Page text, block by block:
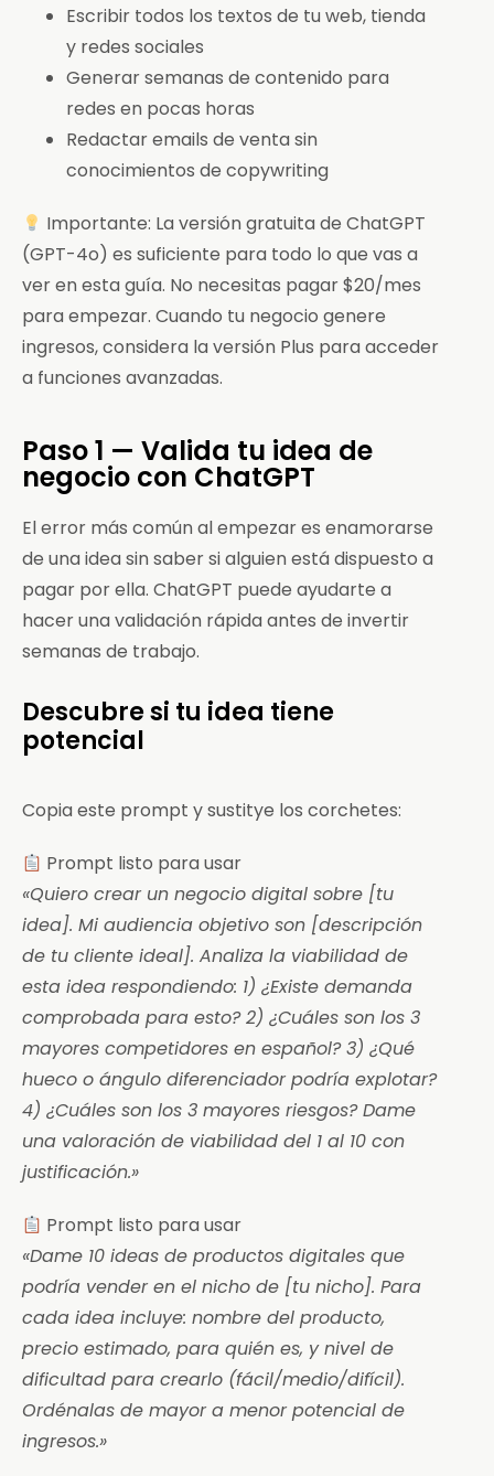
Escribir todos los textos de tu web, tienda
y redes sociales
Generar semanas de contenido para
redes en pocas horas
Redactar emails de venta sin
conocimientos de copywriting
Importante: La versión gratuita de ChatGPT
(GPT-4o) es suficiente para todo lo que vas a
ver en esta guía. No necesitas pagar $20/mes
para empezar. Cuando tu negocio genere
ingresos, considera la versión Plus para acceder
a funciones avanzadas.
Paso 1 — Valida tu idea de
negocio con ChatGPT
El error más común al empezar es enamorarse
de una idea sin saber si alguien está dispuesto a
pagar por ella. ChatGPT puede ayudarte a
hacer una validación rápida antes de invertir
semanas de trabajo.
Descubre si tu idea tiene
potencial
Copia este prompt y sustitye los corchetes:
Prompt listo para usar
«Quiero crear un negocio digital sobre [tu
idea]. Mi audiencia objetivo son [descripción
de tu cliente ideal]. Analiza la viabilidad de
esta idea respondiendo: 1) ¿Existe demanda
comprobada para esto? 2) ¿Cuáles son los 3
mayores competidores en español? 3) ¿Qué
hueco o ángulo diferenciador podría explotar?
4) ¿Cuáles son los 3 mayores riesgos? Dame
una valoración de viabilidad del 1 al 10 con
justificación.»
Prompt listo para usar
«Dame 10 ideas de productos digitales que
podría vender en el nicho de [tu nicho]. Para
cada idea incluye: nombre del producto,
precio estimado, para quién es, y nivel de
dificultad para crearlo (fácil/medio/difícil).
Ordénalas de mayor a menor potencial de
ingresos.»